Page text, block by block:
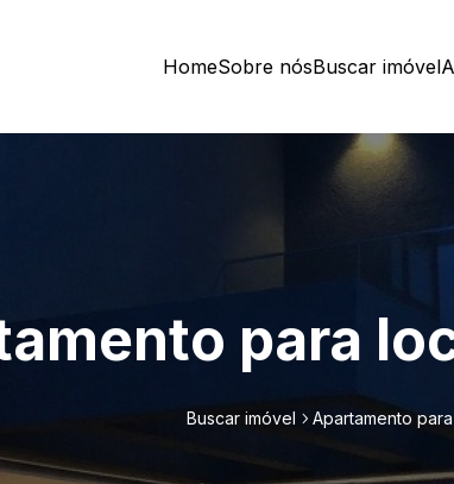
HomeSobre nósBuscar imóvel
para
Buscar imóvel Apartamento